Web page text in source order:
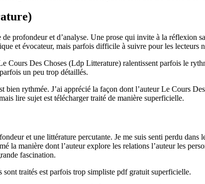
profondeur et d’analyse. Une prose qui invite à la réflexion
et évocateur, mais parfois difficile à suivre pour les lecteurs
Cours Des Choses (Ldp Litterature) ralentissent parfois le
un peu trop détaillés.
rythmée. J’ai apprécié la façon dont l’auteur Le Cours
lire sujet est télécharger traité de manière superficielle.
et une littérature percutante. Je me suis senti perdu
la manière dont l’auteur explore les relations l’auteur les
fascination.
traités est parfois trop simpliste pdf gratuit superficielle.